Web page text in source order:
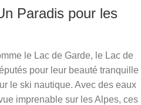
Paradis pour les
le Lac de Garde, le Lac de
pour leur beauté tranquille
le ski nautique. Avec des eaux
imprenable sur les Alpes, ces